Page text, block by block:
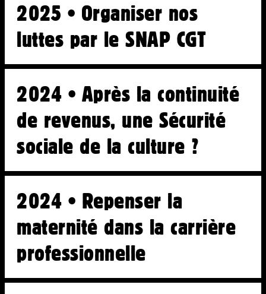
Contact
Newsletter
Actualités
Communiqués
Droits sociaux
Droits d’auteurs
Solidarités
Économies
Ateliers
Écoles d’art
2025 • Organiser nos
luttes par le SNAP CGT
2024 • Après la continuité
de revenus, une Sécurité
sociale de la culture ?
2024 • Repenser la
maternité dans la carrière
professionnelle